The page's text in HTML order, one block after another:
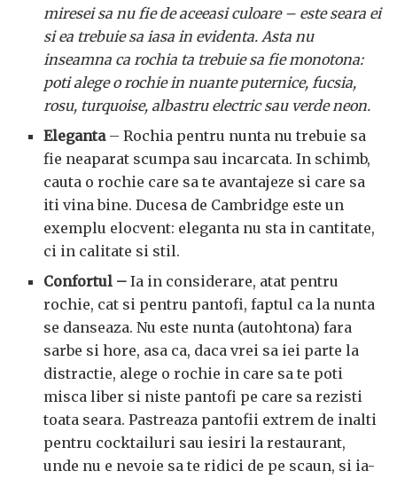
miresei sa nu fie de aceeasi culoare – este seara ei
si ea trebuie sa iasa in evidenta. Asta nu
inseamna ca rochia ta trebuie sa fie monotona:
poti alege o rochie in nuante puternice, fucsia,
rosu, turquoise, albastru electric sau verde neon.
Eleganta – Rochia pentru nunta nu trebuie sa
fie neaparat scumpa sau incarcata. In schimb,
cauta o rochie care sa te avantajeze si care sa
iti vina bine. Ducesa de Cambridge este un
exemplu elocvent: eleganta nu sta in cantitate,
ci in calitate si stil.
Confortul –Ia in considerare, atat pentru
rochie, cat si pentru pantofi, faptul ca la nunta
se danseaza. Nu este nunta (autohtona) fara
sarbe si hore, asa ca, daca vrei sa iei parte la
distractie, alege o rochie in care sa te poti
misca liber si niste pantofi pe care sa rezisti
toata seara. Pastreaza pantofii extrem de inalti
pentru cocktailuri sau iesiri la restaurant,
unde nu e nevoie sa te ridici de pe scaun, si ia-